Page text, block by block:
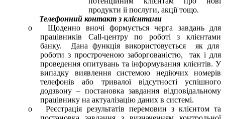
продукти іі послуги, акції тощо.
Телефонний контакт з клієнтами
o Щоденно вночі формується черга завдань для
працівників Call-центру по роботі з клієнтами
банку. Дана функція використовується як для
роботи з простроченою заборгованістю, так і для
проведення опитувань та інформування клієнтів. У
випадку виявлення системою недіючих номерів
телефонів або тривалої відсутності успішного
додзвону – постановка завдання відповідальному
працівнику на актуалізацію даних в системі.
o Реєстрація результатів перемовин з клієнтом та